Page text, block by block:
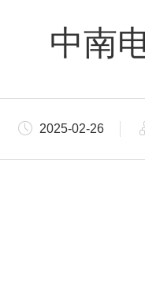
中南
2025-02-26